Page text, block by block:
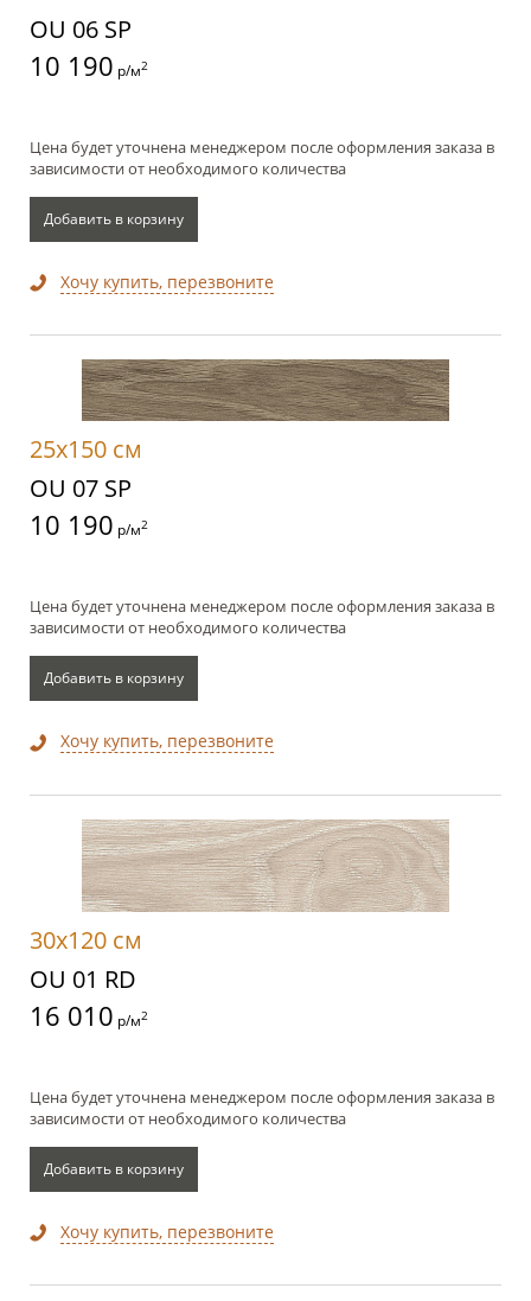
OU 06 SP
10 190 р/м2
Цена будет уточнена менеджером после оформления заказа в
зависимости от необходимого количества
Добавить в корзину
Хочу купить, перезвоните
25x150 см
OU 07 SP
10 190 р/м2
Цена будет уточнена менеджером после оформления заказа в
зависимости от необходимого количества
Добавить в корзину
Хочу купить, перезвоните
30x120 см
OU 01 RD
16 010 р/м2
Цена будет уточнена менеджером после оформления заказа в
зависимости от необходимого количества
Добавить в корзину
Хочу купить, перезвоните